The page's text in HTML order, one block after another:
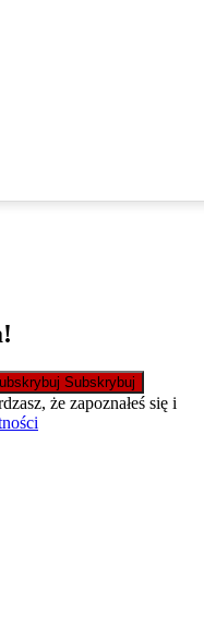
Subskrybuj
że zapoznałeś się i